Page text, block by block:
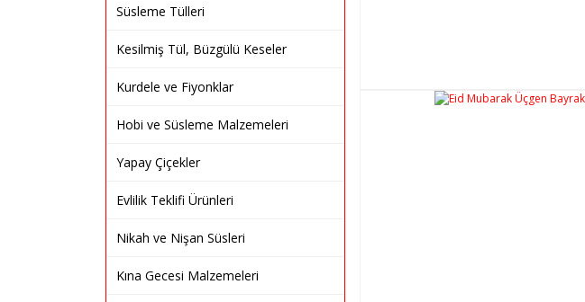
Süsleme Tülleri
Kesilmiş Tül, Büzgülü Keseler
Kurdele ve Fiyonklar
Hobi ve Süsleme Malzemeleri
Yapay Çiçekler
Evlilik Teklifi Ürünleri
Nikah ve Nişan Süsleri
Kına Gecesi Malzemeleri